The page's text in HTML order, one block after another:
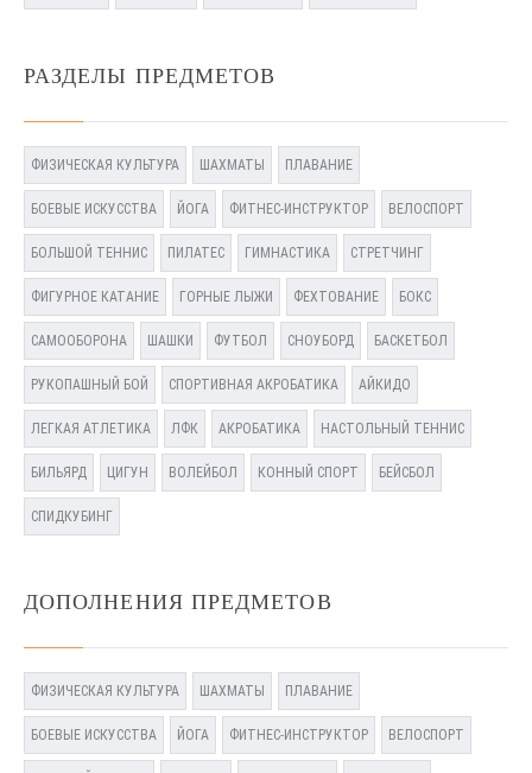
РАЗДЕЛЫ ПРЕДМЕТОВ
ФИЗИЧЕСКАЯ КУЛЬТУРА ШАХМАТЫ ПЛАВАНИЕ
БОЕВЫЕ ИСКУССТВА ЙОГА ФИТНЕС-ИНСТРУКТОР ВЕЛОСПОРТ
БОЛЬШОЙ ТЕННИС ПИЛАТЕС ГИМНАСТИКА СТРЕТЧИНГ
ФИГУРНОЕ КАТАНИЕ ГОРНЫЕ ЛЫЖИ ФЕХТОВАНИЕ БОКС
САМООБОРОНА ШАШКИ ФУТБОЛ СНОУБОРД БАСКЕТБОЛ
РУКОПАШНЫЙ БОЙ СПОРТИВНАЯ АКРОБАТИКА АЙКИДО
ЛЕГКАЯ АТЛЕТИКА ЛФК АКРОБАТИКА НАСТОЛЬНЫЙ ТЕННИС
БИЛЬЯРД ЦИГУН ВОЛЕЙБОЛ КОННЫЙ СПОРТ БЕЙСБОЛ
СПИДКУБИНГ
ДОПОЛНЕНИЯ ПРЕДМЕТОВ
ФИЗИЧЕСКАЯ КУЛЬТУРА ШАХМАТЫ ПЛАВАНИЕ
БОЕВЫЕ ИСКУССТВА ЙОГА ФИТНЕС-ИНСТРУКТОР ВЕЛОСПОРТ